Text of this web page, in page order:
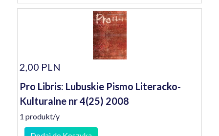
2,00 PLN
Pro Libris: Lubuskie Pismo Literacko-
Kulturalne nr 4(25) 2008
1 produkt/y